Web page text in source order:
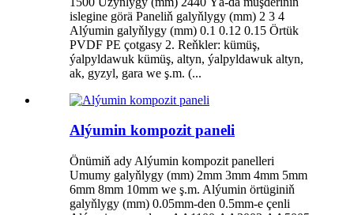
islegine görä Paneliň galyňlygy (mm) 2 3 4
Alýumin galyňlygy (mm) 0.1 0.12 0.15 Örtük
PVDF PE çotgasy 2. Reňkler: kümüş,
ýalpyldawuk kümüş, altyn, ýalpyldawuk altyn,
ak, gyzyl, gara we ş.m. (...
Alýumin kompozit paneli
Önümiň ady Alýumin kompozit panelleri
Umumy galyňlygy (mm) 2mm 3mm 4mm 5mm
6mm 8mm 10mm we ş.m. Alýumin örtüginiň
galyňlygy (mm) 0.05mm-den 0.5mm-e çenli